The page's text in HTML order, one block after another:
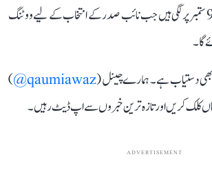
ہے۔ اب سب کی نظریں 9 ستمبر پر لگی ہیں جب نائب صدر کے انتخاب کے لیے ووٹنگ
گا۔
بھی دستیاب ہے۔ ہمارے چینل (qaumiawaz@
)
کلک کریں اور تازہ ترین خبروں سے اپ ڈیٹ رہیں۔
ADVERTISEMENT